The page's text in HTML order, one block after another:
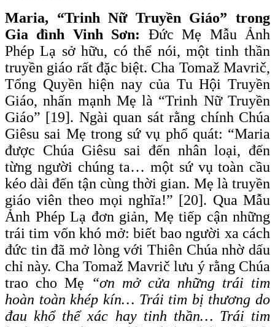
Maria, “Trinh Nữ Truyền Giáo” trong
Gia đình Vinh Sơn: Đức Mẹ Mẫu Ảnh
Phép Lạ sở hữu, có thể nói, một tinh thần
truyền giáo rất đặc biệt. Cha Tomaž Mavrič,
Tổng Quyền hiện nay của Tu Hội Truyền
Giáo, nhấn mạnh Mẹ là “Trinh Nữ Truyền
Giáo” [19]. Ngài quan sát rằng chính Chúa
Giêsu sai Mẹ trong sứ vụ phổ quát: “Maria
được Chúa Giêsu sai đến nhân loại, đến
từng người chúng ta… một sứ vụ toàn cầu
kéo dài đến tận cùng thời gian. Mẹ là truyền
giáo viên theo mọi nghĩa!” [20]. Qua Mẫu
Ảnh Phép Lạ đơn giản, Mẹ tiếp cận những
trái tim vốn khó mở: biết bao người xa cách
đức tin đã mở lòng với Thiên Chúa nhờ dấu
chỉ này. Cha Tomaž Mavrič lưu ý rằng Chúa
trao cho Mẹ
“ơn mở cửa những trái tim
hoàn toàn khép kín… Trái tim bị thương do
đau khổ thể xác hay tinh thần… Trái tim